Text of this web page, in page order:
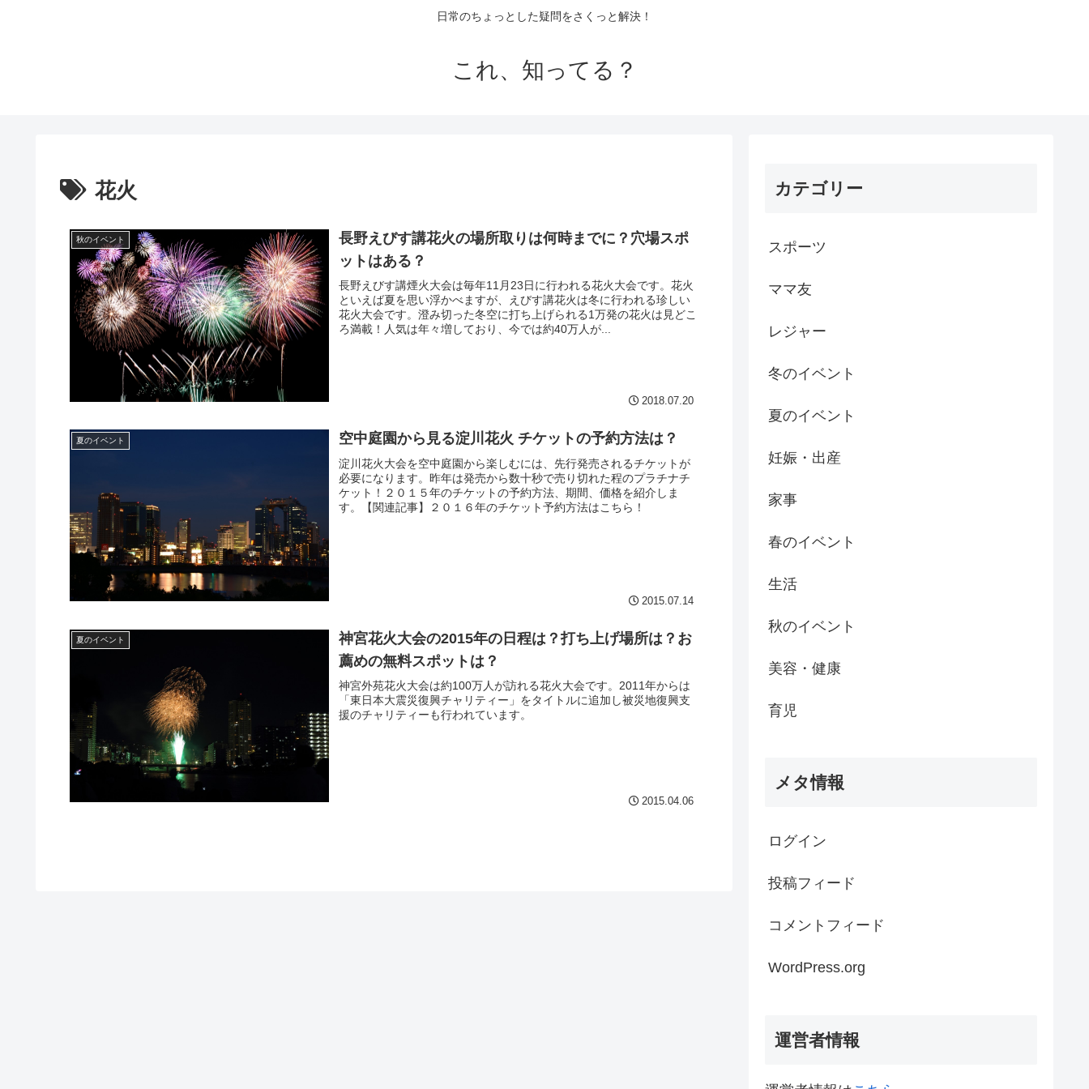
日常のちょっとした疑問をさくっと解決！
これ、知ってる？
花火
秋のイベント
長野えびす講花火の場所取りは何時までに？穴場スポ
ットはある？
長野えびす講煙火大会は毎年11月23日に行われる花火大会です。花火
といえば夏を思い浮かべますが、えびす講花火は冬に行われる珍しい
花火大会です。澄み切った冬空に打ち上げられる1万発の花火は見どこ
ろ満載！人気は年々増しており、今では約40万人が...
2018.07.20
夏のイベント 空中庭園から見る淀川花火 チケットの予約方法は？
淀川花火大会を空中庭園から楽しむには、先行発売されるチケットが
必要になります。昨年は発売から数十秒で売り切れた程のプラチナチ
ケット！２０１５年のチケットの予約方法、期間、価格を紹介しま
す。【関連記事】２０１６年のチケット予約方法はこちら！
2015.07.14
夏のイベント
神宮花火大会の2015年の日程は？打ち上げ場所は？お
薦めの無料スポットは？
神宮外苑花火大会は約100万人が訪れる花火大会です。2011年からは
「東日本大震災復興チャリティー」をタイトルに追加し被災地復興支
援のチャリティーも行われています。
2015.04.06
カテゴリー
スポーツ
ママ友
レジャー
冬のイベント
夏のイベント
妊娠・出産
家事
春のイベント
生活
秋のイベント
美容・健康
育児
メタ情報
ログイン
投稿フィード
コメントフィード
WordPress.org
運営者情報